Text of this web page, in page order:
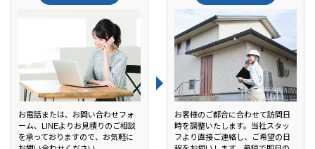
お電話または、お問い合わせフォ
ーム、LINEよりお見積りのご相談
を承っておりますので、お気軽に
お客様のご都合に合わせて訪問日
時を調整いたします。当社スタッ
フより直接ご連絡し、ご希望の日